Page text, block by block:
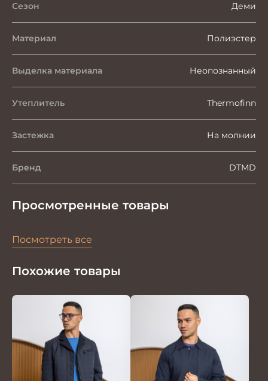
Сезон Деми
Материал Полиэстер
Выделка материала Неопознанный
Утеплитель Thermofinn
Застежка На молнии
Бренд DTMD
Просмотренные товары
Посмотреть все
Похожие товары